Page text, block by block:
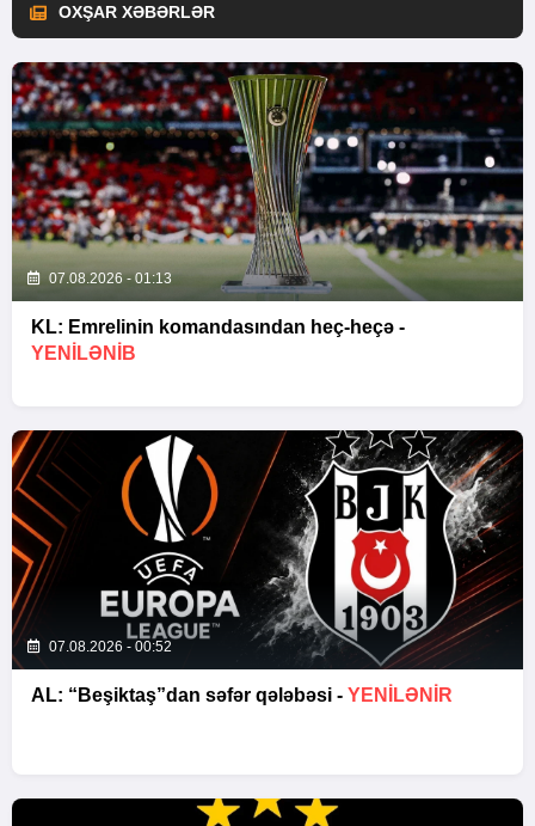
OXŞAR XƏBƏRLƏR
07.08.2026 - 01:13
KL: Emrelinin komandasından heç-heçə -
YENİLƏNİB
07.08.2026 - 00:52
AL: “Beşiktaş”dan səfər qələbəsi - YENİLƏNİR